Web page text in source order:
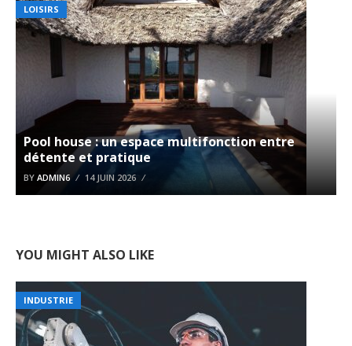
LOISIRS
Pool house : un espace multifonction entre
détente et pratique
BY ADMIN6 14 JUIN 2026
YOU MIGHT ALSO LIKE
INDUSTRIE